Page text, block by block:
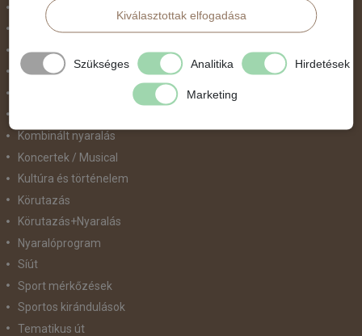
Egzotikus út
Fesztiválok
Golfút
Gyalogtúra
Kombinált nyaralás
Koncertek / Musical
Kultúra és történelem
Körutazás
Körutazás+Nyaralás
Nyaralóprogram
Síút
Sport mérkőzések
Sportos kirándulások
Tematikus út
Kiválasztottak elfogadása
Szükséges Analitika Hirdetések
Marketing